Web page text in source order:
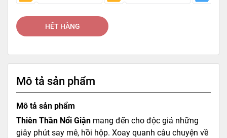
HẾT HÀNG
Mô tả sản phẩm
Mô tả sản phẩm
Thiên Thần Nổi Giận mang đến cho độc giả những
giây phút say mê, hồi hộp. Xoay quanh câu chuyện về